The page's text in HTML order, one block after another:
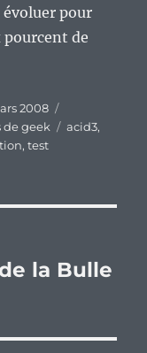
évoluer pour
de
2008
de geek Étiquettes
acid3,
,test
la Bulle